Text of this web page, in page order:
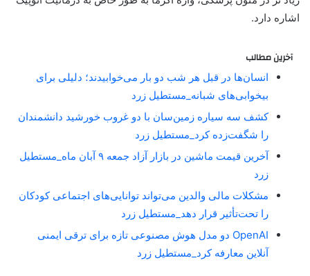
اشاره دارد.
آخرین مطالب
انسان‌ها در قبل هر شب دو بار می‌خوابیدند؛ دلیلی برای
بیخوابی‌های شبانه_مستطیل زرد
کشف سه سیاره زمین‌سان با دو غروب خورشید دانشمندان
را شگفت‌زده کرد_مستطیل زرد
آخرین قیمت ماشین در بازار آزاد جمعه ۹ آبان ماه_مستطیل
زرد
مشکلات مالی والدین می‌تواند توانایی‌های اجتماعی کودکان
را تحت‌تأثیر قرار دهد_مستطیل زرد
OpenAI دو مدل هوش مصنوعی تازه برای ترقی ایمنی
آنلاین معارفه کرد_مستطیل زرد